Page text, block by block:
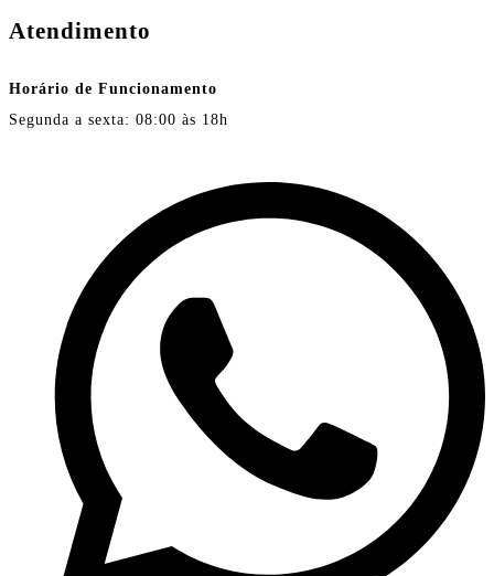
Atendimento
Horário de Funcionamento
Segunda a sexta: 08:00 às 18h